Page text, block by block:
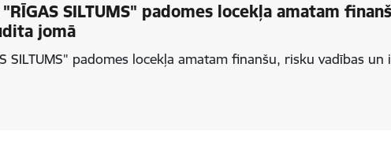
SILTUMS" padomes locekļa amatam
jomā
SILTUMS" padomes locekļa amatam finanšu, risku vadības un